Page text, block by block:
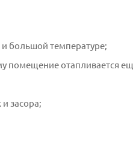
большой температуре;
помещение отапливается
засора;